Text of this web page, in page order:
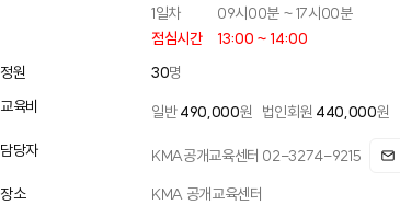
1일차
09시00분 ~ 17시00분
점심시간
13:00 ~ 14:00
정원
30명
교육비
일반 490,000원 법인회원 440,000원
담당자 KMA공개교육센터 02-3274-9215
장소 KMA 공개교육센터